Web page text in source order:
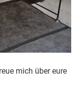
mich über eure